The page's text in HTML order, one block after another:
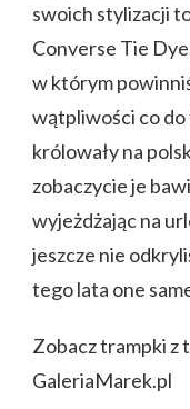
swoich stylizacji
Converse Tie
w którym
wątpliwości co do
królowały na
zobaczycie je
wyjeżdżając na
jeszcze nie
tego lata one
Zobacz trampki z
GaleriaMarek.pl